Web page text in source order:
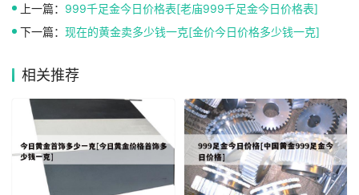
上一篇： 999千足金今日价格表[老庙999千足金今日价格表]
下一篇： 现在的黄金卖多少钱一克[金价今日价格多少钱一克]
相关推荐